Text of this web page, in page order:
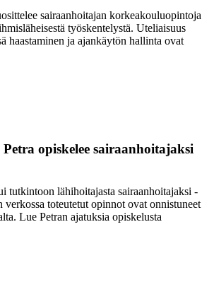
sairaanhoitajan korkeakouluopintoja
työskentelystä. Uteliaisuus
haastaminen ja ajankäytön hallinta ovat
opiskelee sairaanhoitajaksi
tutkintoon lähihoitajasta sairaanhoitajaksi -
verkossa toteutetut opinnot ovat onnistuneet
Lue Petran ajatuksia opiskelusta